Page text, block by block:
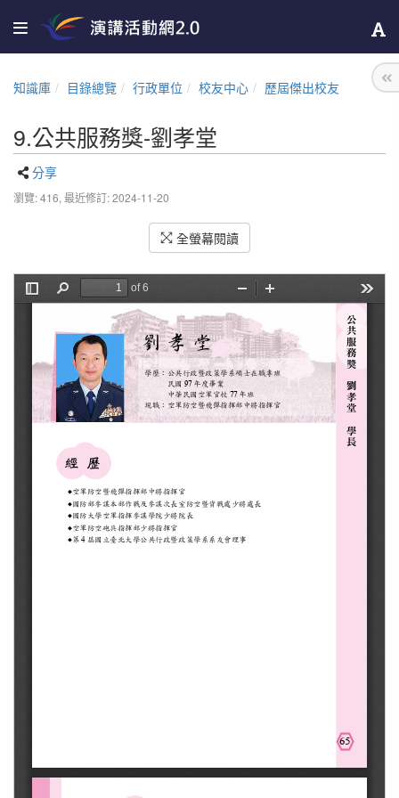
知識庫 目錄總覽 行政單位 校友中心 歷屆傑出校友
9.公共服務獎-劉孝堂
分享
瀏覽: 416, 最近修訂: 2024-11-20
全螢幕閱讀